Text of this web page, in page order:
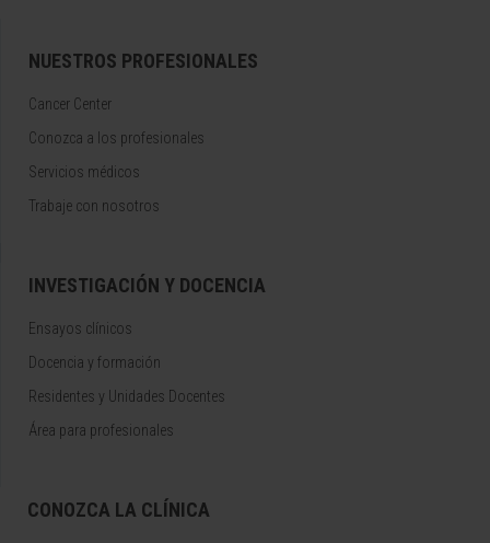
NUESTROS PROFESIONALES
Cancer Center
Conozca a los profesionales
Servicios médicos
Trabaje con nosotros
INVESTIGACIÓN Y DOCENCIA
Ensayos clínicos
Docencia y formación
Residentes y Unidades Docentes
Área para profesionales
CONOZCA LA CLÍNICA